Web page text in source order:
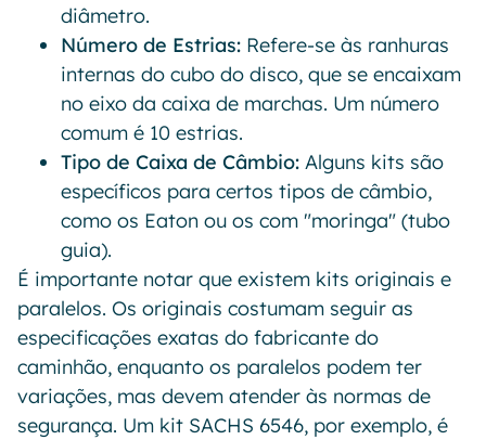
diâmetro.
Número de Estrias: Refere-se às ranhuras
internas do cubo do disco, que se encaixam
no eixo da caixa de marchas. Um número
comum é 10 estrias.
Tipo de Caixa de Câmbio: Alguns kits são
específicos para certos tipos de câmbio,
como os Eaton ou os com "moringa" (tubo
guia).
É importante notar que existem kits originais e
paralelos. Os originais costumam seguir as
especificações exatas do fabricante do
caminhão, enquanto os paralelos podem ter
variações, mas devem atender às normas de
segurança. Um kit SACHS 6546, por exemplo, é